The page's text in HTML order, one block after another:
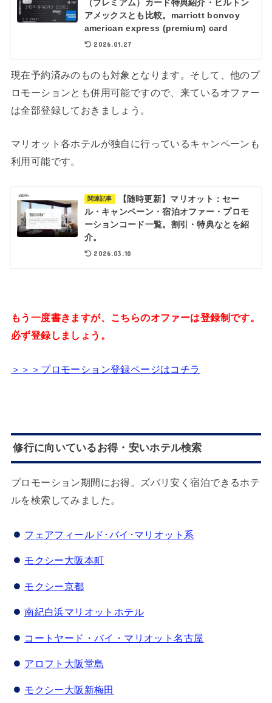
（プレミアム）カード特典紹介・ヒルトン
アメックスとも比較。marriott bonvoy
american express (premium) card
2026.01.27
現在予約済みのものも対象となります。そして、他のプ
ロモーションとも併用可能ですので、来ているオファー
は全部登録しておきましょう。
マリオット各ホテルが独自に行っているキャンペーンも
利用可能です。
関連記事
【随時更新】マリオット：セー
ル・キャンペーン・宿泊オファー・プロモ
ーションコード一覧。割引・特典なとを紹
介。
2026.03.10
もう一度書きますが、こちらのオファーは登録制です。
必ず登録しましょう。
＞＞＞プロモーション登録ページはコチラ
修行に向いているお得・安いホテル検索
プロモーション期間にお得。ズバリ安く宿泊できるホテ
ルを検索してみました。
フェアフィールド･バイ･マリオット系
モクシー大阪本町
モクシー京都
南紀白浜マリオットホテル
コートヤード・バイ・マリオット名古屋
アロフト大阪堂島
モクシー大阪新梅田